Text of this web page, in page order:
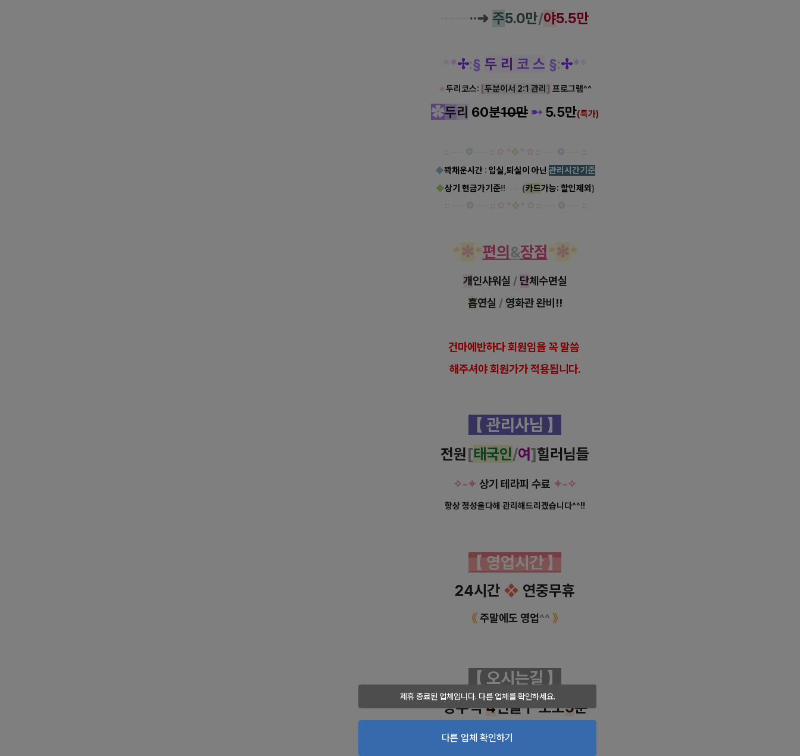
제휴 종료된 업체입니다. 다른 업체를 확인하세요.
다른 업체 확인하기
··➜ 주5.0만/야5.5만
*✢:§ 두 리 코 스 §:✢*
※두리코스: [두분이서 2:1 관리 ] 프로그램^^
✿두리 60분10만 ➸ 5.5만(특가)
:: :: ❖ ::
::
◆꽉채운시간: 입실,퇴실이 아닌 관리시간기준
◆상기 현금가기준!! (카드가능: 할인제외 )
::
:: ❖ :: ::
*✼*편의 &장점*✼*
개인샤워실 / 단체 수면실
흡연실 / 영화관 완비!!
건마에반하다 회원임을 꼭 말씀
해주셔야 회원가가 적용됩니다.
【 관리사님 】
전원[태국인/여]힐러님들
✧-✦ 상기 테라피 수료 ✦-✧
항상 정성을다해 관리해드리겠습니다^^!!
【 영업시간 】
24시간 ❖ 연중무휴
《주말에도 영업^^ 》
【 오시는길 】
상수역4번출구 도보5분
서울시 마포구 상수동 독막로 76-1